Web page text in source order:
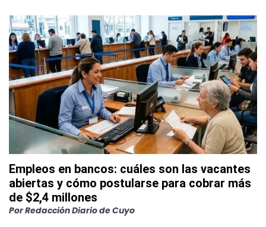
Empleos en bancos: cuáles son las vacantes
abiertas y cómo postularse para cobrar más
de $2,4 millones
PorRedacción Diario de Cuyo